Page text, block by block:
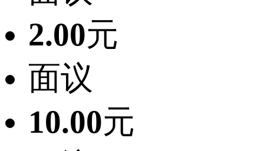
2.00元
面议
10.00元